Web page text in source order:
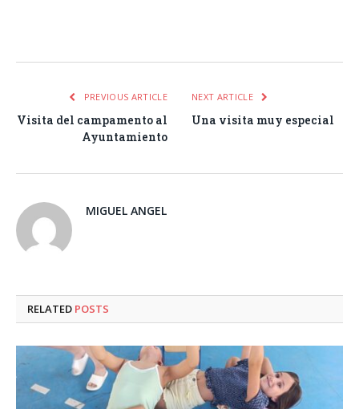
PREVIOUS ARTICLE
Visita del campamento al
Ayuntamiento
NEXT ARTICLE
Una visita muy especial
MIGUEL ANGEL
RELATED POSTS